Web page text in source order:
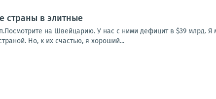
страны в элитные
на Швейцарию. У нас с ними дефицит в $39 млрд. Я
Но, к их счастью, я хороший...